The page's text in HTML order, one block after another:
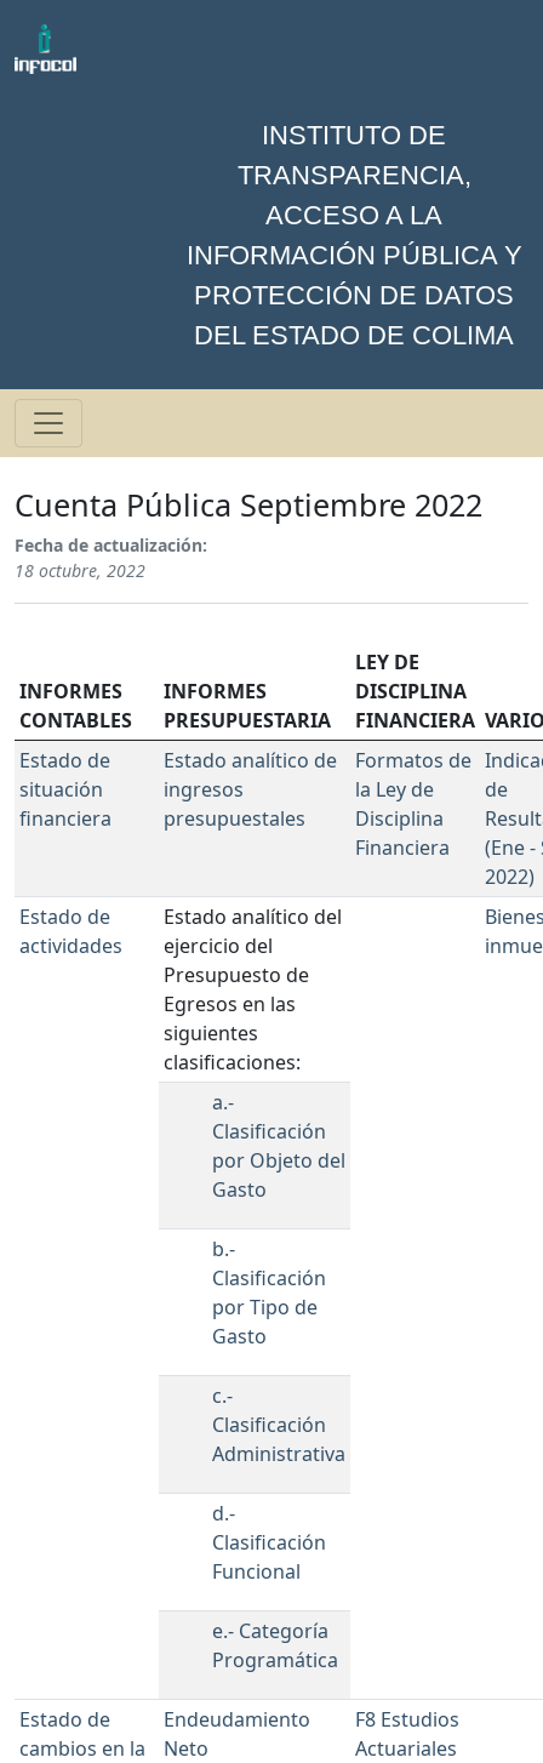
INSTITUTO DE
TRANSPARENCIA,
ACCESO A LA
INFORMACIÓN PÚBLICA Y
PROTECCIÓN DE DATOS
DEL ESTADO DE COLIMA
Cuenta Pública Septiembre 2022
Fecha de actualización:
18 octubre, 2022
INFORMES
CONTABLES
INFORMES
PRESUPUESTARIA
LEY DE
DISCIPLINA
FINANCIERA
Estado de
situación
financiera
Estado analítico de
ingresos
presupuestales
Formatos de
la Ley de
Disciplina
Financiera
de
(Ene -
2022)
Estado de
actividades
Estado analítico del
ejercicio del
Presupuesto de
Egresos en las
siguientes
clasificaciones:
a.-
Clasificación
por Objeto del
Gasto
b.-
Clasificación
por Tipo de
Gasto
c.-
Clasificación
Administrativa
d.-
Clasificación
Funcional
e.- Categoría
Programática
Estado de
cambios en la
Endeudamiento
Neto
F8 Estudios
Actuariales